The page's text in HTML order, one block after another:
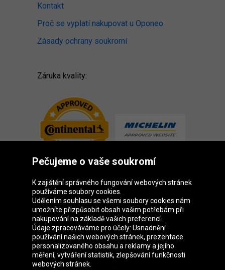
Kontakt
Proč se vyplatí nakupovat u Oponeo
Zásady ochrany soukromí
Záruka kvality:
Skupina Oponeo
Belgique Deutschland Éire España
Pečujeme o vaše soukromí
K zajištění správného fungování webových stránek
používáme soubory cookies.
Udělením souhlasu se všemi soubory cookies nám
umožníte přizpůsobit obsah vašim potřebám při
nakupování na základě vašich preferencí.
Údaje zpracováváme pro účely: Usnadnění
používání našich webových stránek, prezentace
personalizovaného obsahu a reklamy a jejího
měření, vytváření statistik, zlepšování funkčnosti
webových stránek.